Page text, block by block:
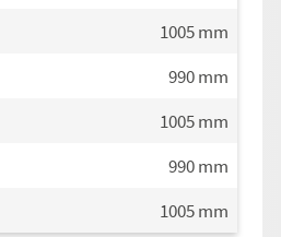
1005mm
990mm
1005mm
990mm
1005mm